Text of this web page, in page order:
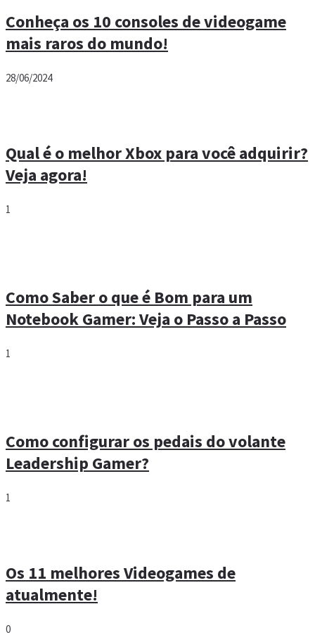
Conheça os 10 consoles de videogame
mais raros do mundo!
28/06/2024
Qual é o melhor Xbox para você adquirir?
Veja agora!
1
Como Saber o que é Bom para um
Notebook Gamer: Veja o Passo a Passo
1
Como configurar os pedais do volante
Leadership Gamer?
1
Os 11 melhores Videogames de
atualmente!
0